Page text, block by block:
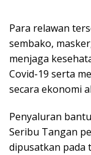
Para relawan
sembako,
menjaga
Covid-19 serta
secara ekonomi
Penyaluran
Seribu Tangan
dipusatkan pada